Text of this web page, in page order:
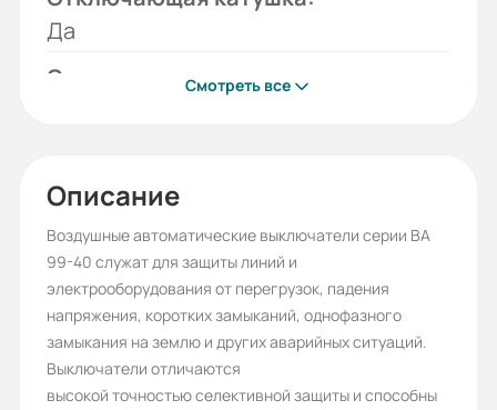
Да
Серия:
катушки:
Модель:
ВА99-40A
Протокол связи ModBus:
Да
Смотреть все
Описание
Воздушные автоматические выключатели серии ВА
99-40 служат для защиты линий и
электрооборудования от перегрузок, падения
напряжения, коротких замыканий, однофазного
замыкания на землю и других аварийных ситуаций.
Выключатели отличаются
высокой точностью селективной защиты и способны